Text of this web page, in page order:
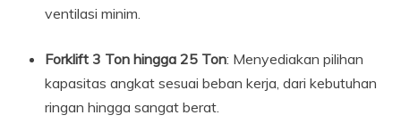
ventilasi minim.
Forklift 3 Ton hingga 25 Ton: Menyediakan pilihan
kapasitas angkat sesuai beban kerja, dari kebutuhan
ringan hingga sangat berat.